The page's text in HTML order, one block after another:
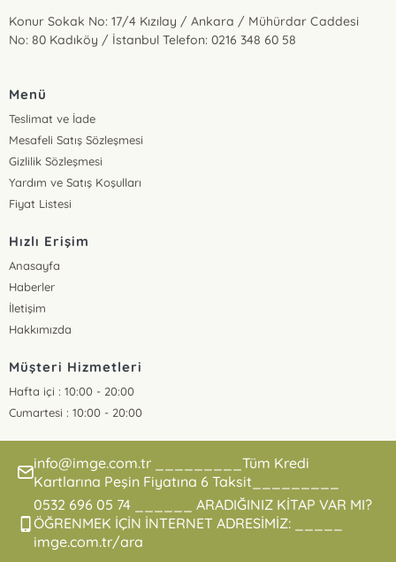
Konur Sokak No: 17/4 Kızılay / Ankara / Mühürdar Caddesi
No: 80 Kadıköy / İstanbul Telefon: 0216 348 60 58
Menü
Teslimat ve İade
Mesafeli Satış Sözleşmesi
Gizlilik Sözleşmesi
Yardım ve Satış Koşulları
Fiyat Listesi
Hızlı Erişim
Anasayfa
Haberler
İletişim
Hakkımızda
Müşteri Hizmetleri
Hafta içi : 10:00 - 20:00
Cumartesi : 10:00 - 20:00
info@imge.com.tr _________Tüm Kredi
Kartlarına Peşin Fiyatına 6 Taksit_________
0532 696 05 74 ______ ARADIĞINIZ KİTAP VAR MI?
ÖĞRENMEK İÇİN İNTERNET ADRESİMİZ: _____
imge.com.tr/ara